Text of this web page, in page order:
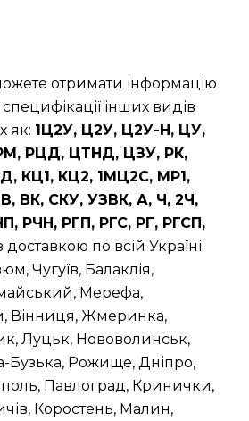
отримати інформацію
інших видів
як: 1Ц2У, Ц2У, Ц2У-Н, ЦУ,
РЦД, ЦТНД, ЦЗУ, РК,
КЦ1, КЦ2, 1МЦ2С, МР1,
ВК, СКУ, УЗВК, А, Ч, 2Ч,
РЧН, РГП, РГС, РГ, РГСП,
доставкою по всій Україні:
Чугуїв, Балаклія,
Мерефа,
Вінниця, Жмеринка,
Луцьк, Нововолинськ,
Бузька, Рожище, Дніпро,
Павлоград, Кринички,
Коростень, Малин,